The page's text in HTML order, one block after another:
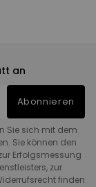
an
Abonnieren
Sie sich mit dem
Sie können den
Erfolgsmessung
zur
finden